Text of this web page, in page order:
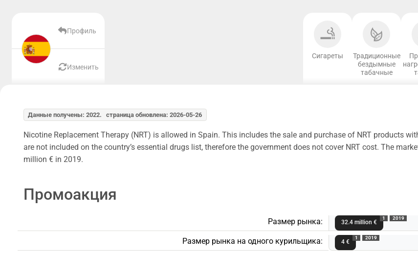
Профиль
Изменить
Сигареты
Традиционные
бездымные
табачные
Данные получены: 2022. страница обновлена: 2026-05-26
Nicotine Replacement Therapy (NRT) is allowed in Spain. This includes the sale and purchase of NRT products
are not included on the country’s essential drugs list, therefore the government does not cover NRT cost. The
million € in 2019.
Промоакция
Размер рынка: 32.4 million €
1 2019
Размер рынка на одного курильщика: 4 €
1 2019